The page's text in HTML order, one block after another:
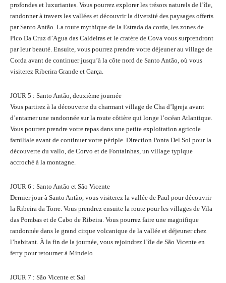
profondes et luxuriantes. Vous pourrez explorer les trésors naturels de l’île,
randonner à travers les vallées et découvrir la diversité des paysages offerts
par Santo Antão. La route mythique de la Estrada da corda, les zones de
Pico Da Cruz d’Agua das Caldeiras et le cratère de Cova vous surprendront
par leur beauté. Ensuite, vous pourrez prendre votre déjeuner au village de
Corda avant de continuer jusqu’à la côte nord de Santo Antão, où vous
visiterez Riberira Grande et Garça.
JOUR 5 : Santo Antão, deuxième journée
Vous partirez à la découverte du charmant village de Cha d’Igreja avant
d’entamer une randonnée sur la route côtière qui longe l’océan Atlantique.
Vous pourrez prendre votre repas dans une petite exploitation agricole
familiale avant de continuer votre périple. Direction Ponta Del Sol pour la
découverte du vallo, de Corvo et de Fontainhas, un village typique
accroché à la montagne.
JOUR 6 : Santo Antão et São Vicente
Dernier jour à Santo Antão, vous visiterez la vallée de Paul pour découvrir
la Ribeira da Torre. Vous prendrez ensuite la route pour les villages de Vila
das Pombas et de Cabo de Ribeira. Vous pourrez faire une magnifique
randonnée dans le grand cirque volcanique de la vallée et déjeuner chez
l’habitant. À la fin de la journée, vous rejoindrez l’île de São Vicente en
ferry pour retourner à Mindelo.
JOUR 7 : São Vicente et Sal